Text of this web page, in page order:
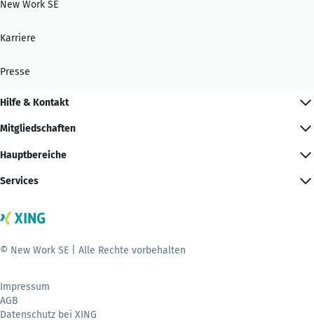
New Work SE
Karriere
Presse
Hilfe & Kontakt
Mitgliedschaften
Hauptbereiche
Services
© New Work SE | Alle Rechte vorbehalten
Impressum
AGB
Datenschutz bei XING